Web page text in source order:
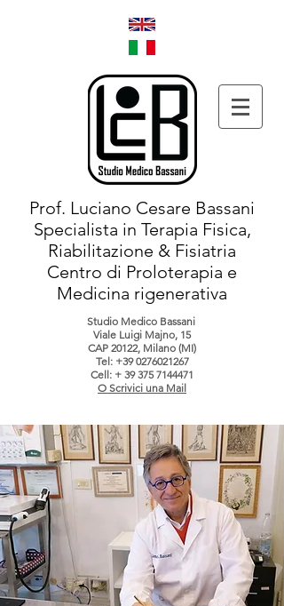
Prof. Luciano Cesare Bassani
Specialista in Terapia Fisica,
Riabilitazione & Fisiatria
Centro di Proloterapia e
Medicina rigenerativa
Studio Medico Bassani
Viale Luigi Majno, 15
CAP 20122, Milano (MI)
Tel: +39 0276021267
Cell: + 39 375 7144471
O Scrivici una Mail